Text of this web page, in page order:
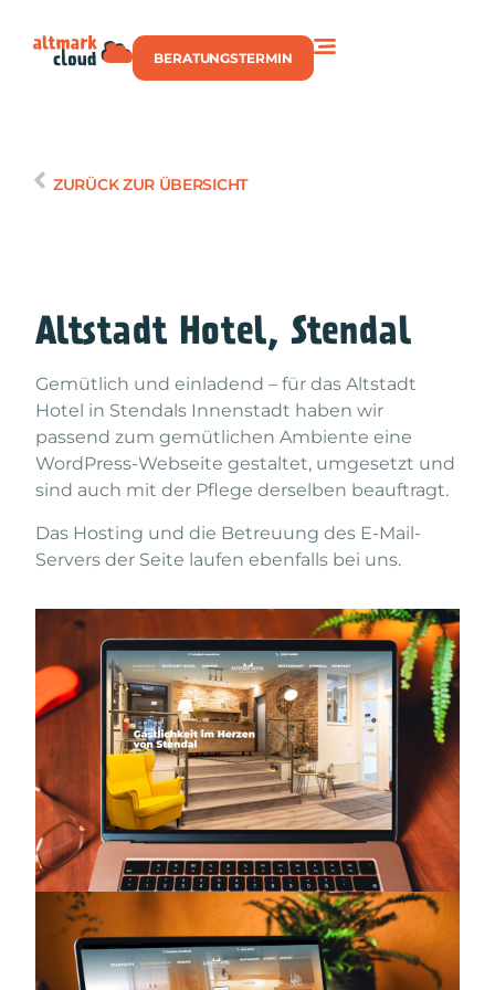
BERATUNGSTERMIN
ZURÜCK ZUR ÜBERSICHT
Altstadt Hotel, Stendal
Gemütlich und einladend – für das Altstadt
Hotel in Stendals Innenstadt haben wir
passend zum gemütlichen Ambiente eine
WordPress-Webseite gestaltet, umgesetzt und
sind auch mit der Pflege derselben beauftragt.
Das Hosting und die Betreuung des E-Mail-
Servers der Seite laufen ebenfalls bei uns.